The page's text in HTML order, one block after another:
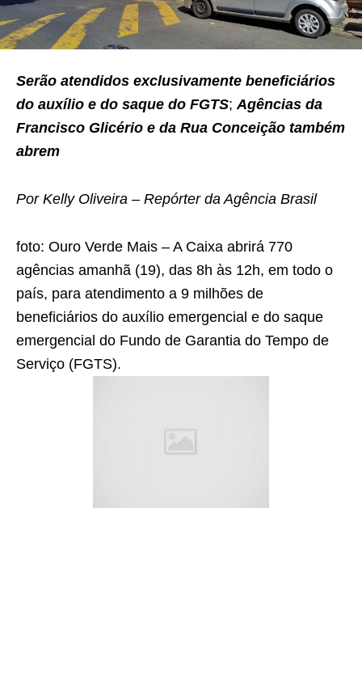
Serão atendidos exclusivamente beneficiários
do auxílio e do saque do FGTS; Agências da
Francisco Glicério e da Rua Conceição também
abrem
Por Kelly Oliveira – Repórter da Agência Brasil
foto: Ouro Verde Mais – A Caixa abrirá 770
agências amanhã (19), das 8h às 12h, em todo o
país, para atendimento a 9 milhões de
beneficiários do auxílio emergencial e do saque
emergencial do Fundo de Garantia do Tempo de
Serviço (FGTS).